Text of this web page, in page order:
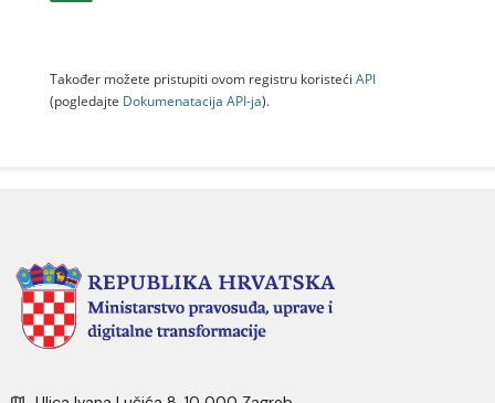
Također možete pristupiti ovom registru koristeći API
(pogledajte Dokumenаtаcijа API-jа).